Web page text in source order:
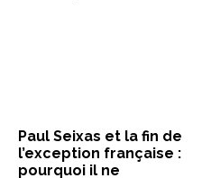
Paul Seixas et la fin de
l’exception française :
pourquoi il ne